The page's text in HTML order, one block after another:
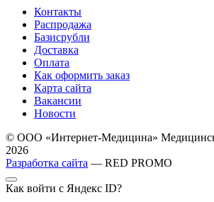
Контакты
Распродажа
Базисрубли
Доставка
Оплата
Как оформить заказ
Карта сайта
Вакансии
Новости
© ООО «Интернет-Медицина»
2026
Разработка сайта — RED PROMO
Как войти с Яндекс ID?